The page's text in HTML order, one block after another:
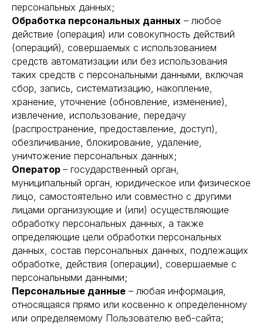
персональных данных;
Обработка персональных данных – любое
действие (операция) или совокупность действий
(операций), совершаемых с использованием
средств автоматизации или без использования
таких средств с персональными данными, включая
сбор, запись, систематизацию, накопление,
хранение, уточнение (обновление, изменение),
извлечение, использование, передачу
(распространение, предоставление, доступ),
обезличивание, блокирование, удаление,
уничтожение персональных данных;
Оператор – государственный орган,
муниципальный орган, юридическое или физическое
лицо, самостоятельно или совместно с другими
лицами организующие и (или) осуществляющие
обработку персональных данных, а также
определяющие цели обработки персональных
данных, состав персональных данных, подлежащих
обработке, действия (операции), совершаемые с
персональными данными;
Персональные данные – любая информация,
относящаяся прямо или косвенно к определенному
или определяемому Пользователю веб-сайта;